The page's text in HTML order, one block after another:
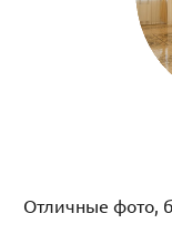
Отличные фото,